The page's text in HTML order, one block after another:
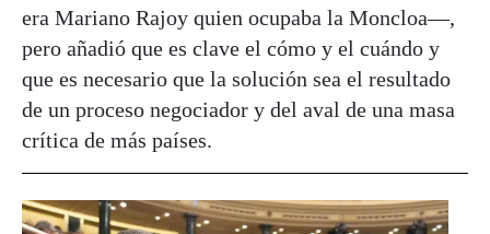
era Mariano Rajoy quien ocupaba la Moncloa—,
pero añadió que es clave el cómo y el cuándo y
que es necesario que la solución sea el resultado
de un proceso negociador y del aval de una masa
crítica de más países.